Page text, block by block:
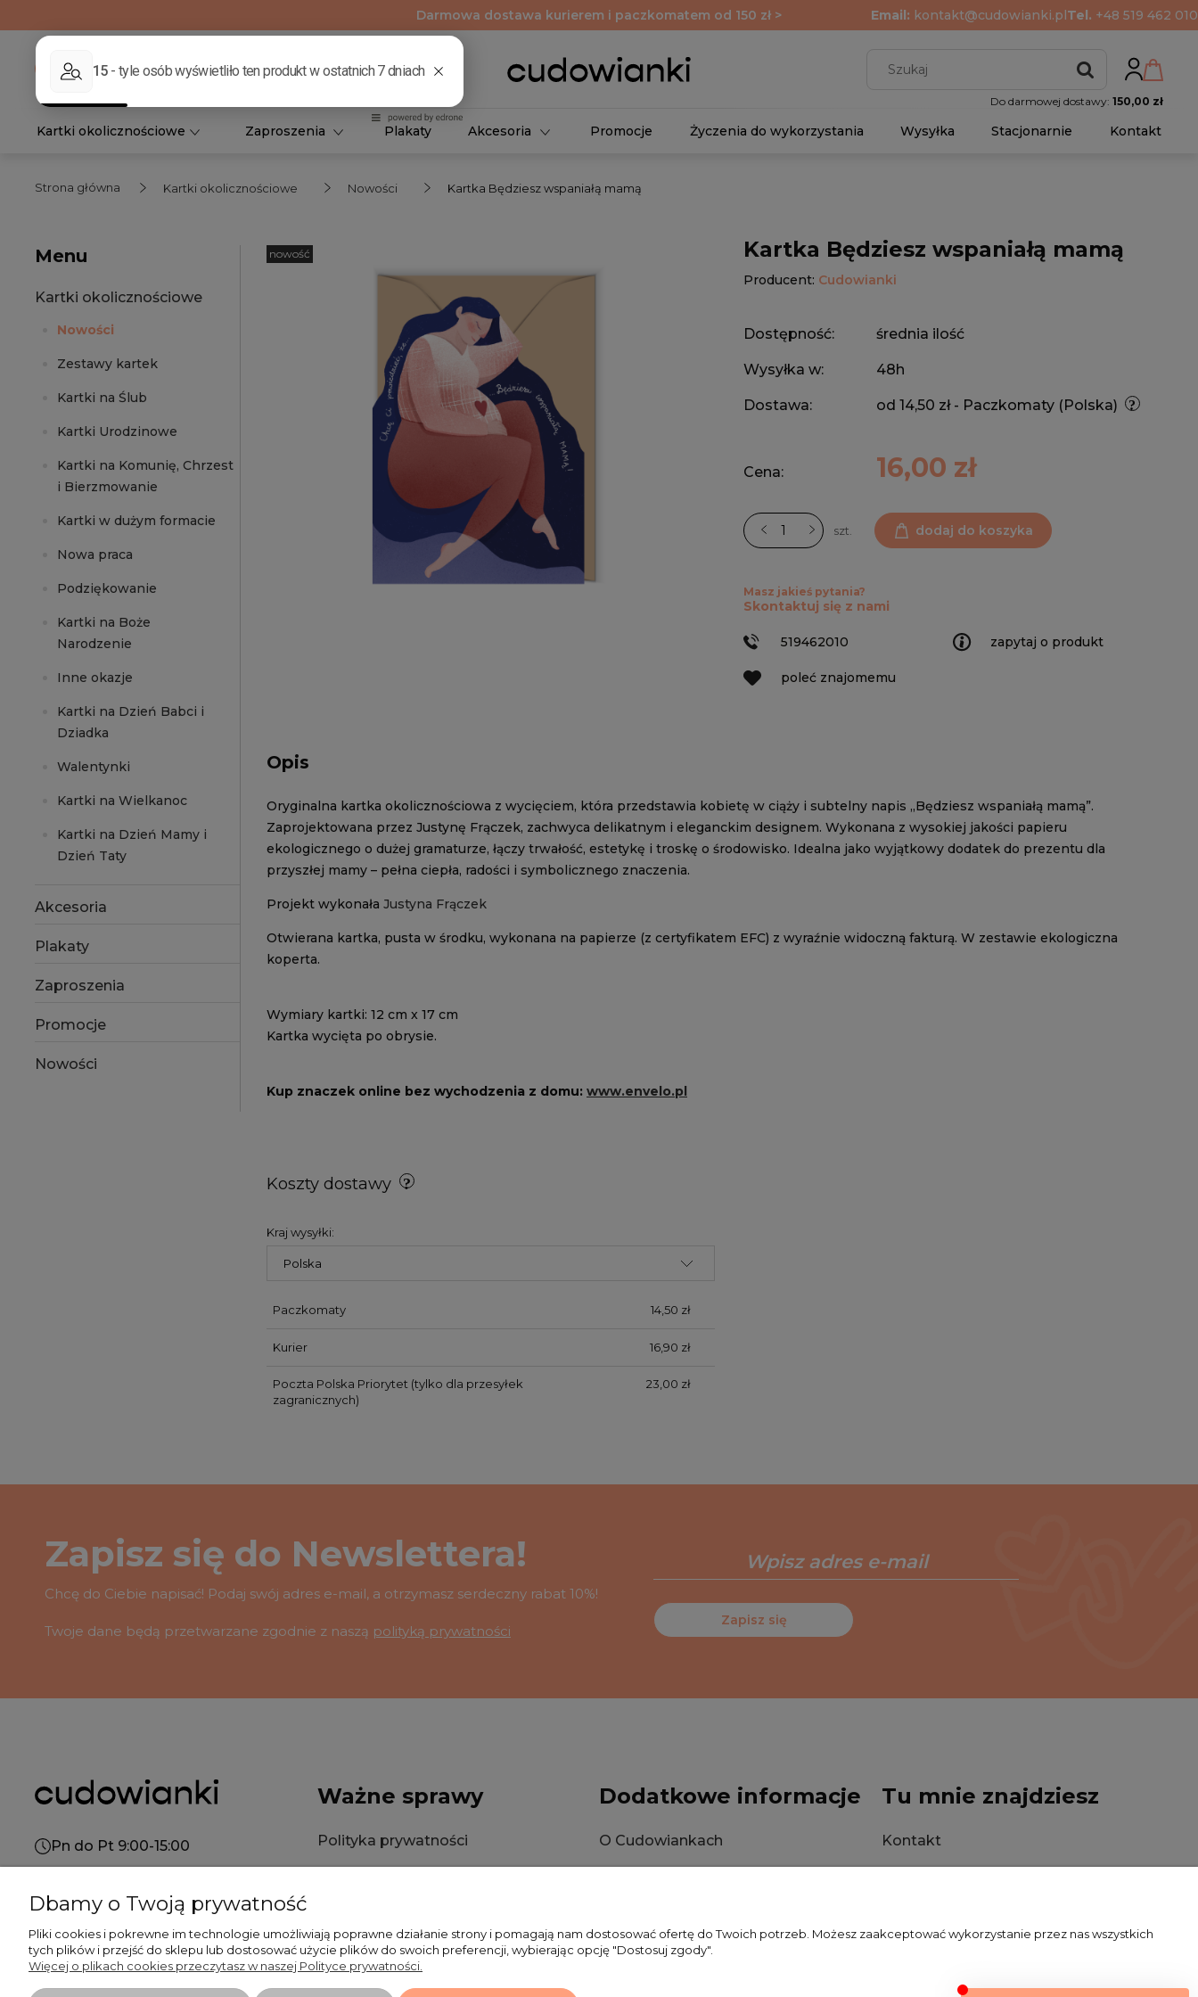
Darmowa dostawa kurierem i paczkomatem od 150 zł > Email: kontakt@cudowianki.plTel. +48 519 462 010
Do darmowej dostawy: 150,00 zł
Kartki okolicznościowe Zaproszenia Plakaty Akcesoria Promocje Życzenia do wykorzystania Wysyłka Stacjonarnie Kontakt
Strona główna Kartki okolicznościowe Nowości Kartka Będziesz wspaniałą mamą
Menu
Kartki okolicznościowe
Nowości
Zestawy kartek
Kartki na Ślub
Kartki Urodzinowe
Kartki na Komunię, Chrzest
i Bierzmowanie
Kartki w dużym formacie
Nowa praca
Podziękowanie
Kartki na Boże
Narodzenie
Inne okazje
Kartki na Dzień Babci i
Dziadka
Walentynki
Kartki na Wielkanoc
Kartki na Dzień Mamy i
Dzień Taty
Akcesoria
Plakaty
Zaproszenia
Promocje
Nowości
nowość Kartka Będziesz wspaniałą mamą
Producent: Cudowianki
Dostępność: średnia ilość
Wysyłka w: 48h
Dostawa: od 14,50 zł - Paczkomaty (Polska)
Cena: 16,00 zł
szt. dodaj do koszyka
zapytaj o produkt
poleć znajomemu
Masz jakieś pytania?
Skontaktuj się z nami
519462010
Opis
Oryginalna kartka okolicznościowa z wycięciem, która przedstawia kobietę w ciąży i subtelny napis „Będziesz wspaniałą mamą”.
Zaprojektowana przez Justynę Frączek, zachwyca delikatnym i eleganckim designem. Wykonana z wysokiej jakości papieru
ekologicznego o dużej gramaturze, łączy trwałość, estetykę i troskę o środowisko. Idealna jako wyjątkowy dodatek do prezentu dla
przyszłej mamy – pełna ciepła, radości i symbolicznego znaczenia.
Projekt wykonała Justyna Frączek
Otwierana kartka, pusta w środku, wykonana na papierze (z certyfikatem EFC) z wyraźnie widoczną fakturą. W zestawie ekologiczna
koperta.
Wymiary kartki: 12 cm x 17 cm
Kartka wycięta po obrysie.
Kup znaczek online bez wychodzenia z domu: www.envelo.pl
Koszty dostawy
Kraj wysyłki:
Paczkomaty 14,50 zł
Kurier 16,90 zł
Poczta Polska Priorytet (tylko dla przesyłek
zagranicznych)
23,00 zł
Zapisz się do Newslettera!
Chcę do Ciebie napisać! Podaj swój adres e-mail, a otrzymasz serdeczny rabat 10%!
Twoje dane będą przetwarzane zgodnie z naszą polityką prywatności
Zapisz się
Pn do Pt 9:00-15:00
kontakt@cudowianki.pl
Ważne sprawy
Polityka prywatności
Regulamin
Płatność
Dodatkowe informacje
O Cudowiankach
Zwroty i reklamacje
Tu mnie znajdziesz
Kontakt
Dbamy o Twoją prywatność
Pliki cookies i pokrewne im technologie umożliwiają poprawne działanie strony i pomagają nam dostosować ofertę do Twoich potrzeb. Możesz zaakceptować wykorzystanie przez nas wszystkich
tych plików i przejść do sklepu lub dostosować użycie plików do swoich preferencji, wybierając opcję "Dostosuj zgody".
Więcej o plikach cookies przeczytasz w naszej Polityce prywatności.